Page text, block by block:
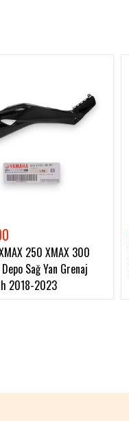
250 XMAX 300
Sağ Yan Grenaj
2018-2023